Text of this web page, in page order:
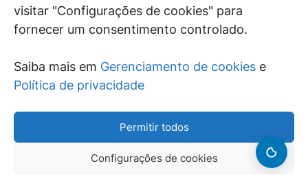
visitar "Configurações de cookies" para
fornecer um consentimento controlado.
Saiba mais em Gerenciamento de cookies e
Política de privacidade
Permitir todos
Configurações de cookies
SIGA